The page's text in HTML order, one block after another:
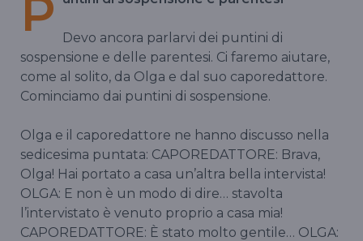
P
Devo ancora parlarvi dei puntini di
sospensione e delle parentesi. Ci faremo aiutare,
come al solito, da Olga e dal suo caporedattore.
Cominciamo dai puntini di sospensione.
Olga e il caporedattore ne hanno discusso nella
sedicesima puntata: CAPOREDATTORE: Brava,
Olga! Hai portato a casa un’altra bella intervista!
OLGA: E non è un modo di dire… stavolta
l’intervistato è venuto proprio a casa mia!
CAPOREDATTORE: È stato molto gentile… OLGA: